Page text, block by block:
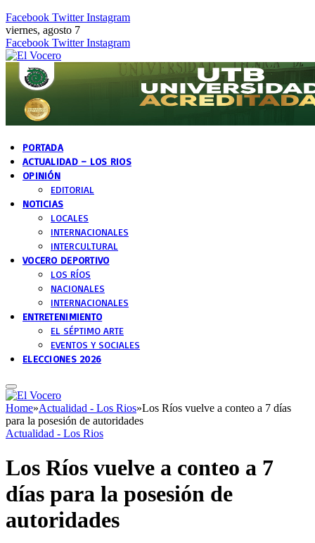
Facebook Twitter Instagram
viernes, agosto 7
Facebook Twitter Instagram
PORTADA
ACTUALIDAD – LOS RIOS
OPINIÓN
EDITORIAL
NOTICIAS
LOCALES
INTERNACIONALES
INTERCULTURAL
VOCERO DEPORTIVO
LOS RÍOS
NACIONALES
INTERNACIONALES
ENTRETENIMIENTO
EL SÉPTIMO ARTE
EVENTOS Y SOCIALES
ELECCIONES 2026
Home»Actualidad - Los Rios»Los Ríos vuelve a conteo a 7 días
para la posesión de autoridades
Actualidad - Los Rios
Los Ríos vuelve a conteo a 7
días para la posesión de
autoridades